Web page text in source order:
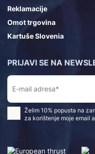
Reklamacije
Omot trgovina
Kartuše Slovenia
PRIJAVI SE NA
Želim 10% popusta na
za korištenje moje email